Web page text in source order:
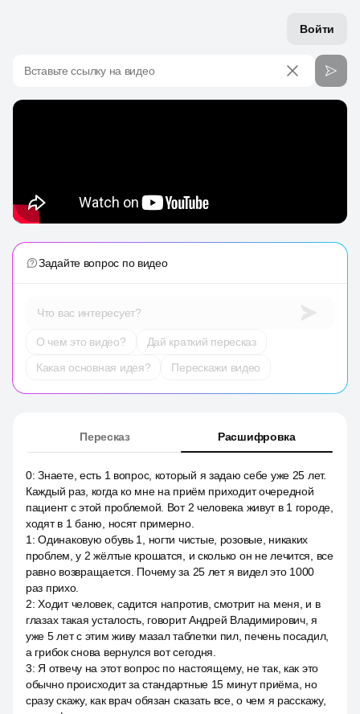
Войти
Вставьте ссылку на видео
Задайте вопрос по видео
Что вас интересует?
О чем это видео?
Дай краткий пересказ
Какая основная идея?
Перескажи видео
Пересказ Расшифровка
0:Знаете, есть 1 вопрос, который я задаю себе уже 25 лет.
Каждый раз, когда ко мне на приём приходит очередной
пациент с этой проблемой. Вот 2 человека живут в 1 городе,
ходят в 1 баню, носят примерно.
1 :Одинаковую обувь 1, ногти чистые, розовые, никаких
проблем, у 2 жёлтые крошатся, и сколько он не лечится, все
равно возвращается. Почему за 25 лет я видел это 1000
раз прихо.
2:Ходит человек, садится напротив, смотрит на меня, и в
глазах такая усталость, говорит Андрей Владимирович, я
уже 5 лет с этим живу мазал таблетки пил, печень посадил,
а грибок снова вернулся вот сегодня.
3: Я отвечу на этот вопрос по настоящему, не так, как это
обычно происходит за стандартные 15 минут приёма, но
сразу скажу, как врач обязан сказать все, о чем я расскажу,